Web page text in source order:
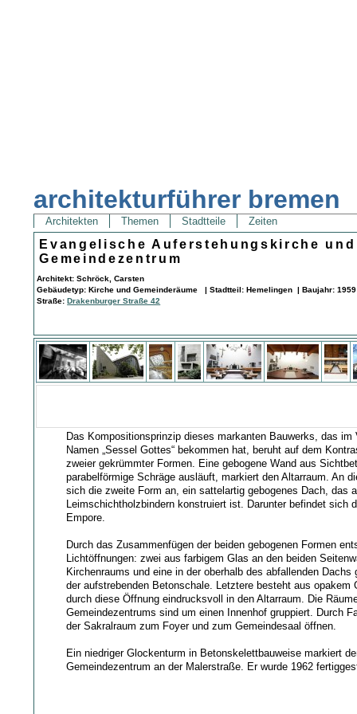
architekturführer bremen
Architekten Themen Stadtteile Zeiten
Evangelische Auferstehungskirche und
Gemeindezentrum
Architekt: Schröck, Carsten
Gebäudetyp: Kirche und Gemeinderäume | Stadtteil: Hemelingen | Baujahr:
Straße:Drakenburger Straße 42
Das Kompositionsprinzip dieses markanten Bauwerks, das im
Namen „Sessel Gottes“ bekommen hat, beruht auf dem
zweier gekrümmter Formen. Eine gebogene Wand aus
parabelförmige Schräge ausläuft, markiert den Altarraum. An
sich die zweite Form an, ein sattelartig gebogenes Dach, das
Leimschichtholzbindern konstruiert ist. Darunter befindet sich
Empore.
Durch das Zusammenfügen der beiden gebogenen Formen
Lichtöffnungen: zwei aus farbigem Glas an den beiden
Kirchenraums und eine in der oberhalb des abfallenden Dachs
der aufstrebenden Betonschale. Letztere besteht aus opakem
durch diese Öffnung eindrucksvoll in den Altarraum. Die
Gemeindezentrums sind um einen Innenhof gruppiert. Durch
der Sakralraum zum Foyer und zum Gemeindesaal öffnen.
Ein niedriger Glockenturm in Betonskelettbauweise markiert
Gemeindezentrum an der Malerstraße. Er wurde 1962